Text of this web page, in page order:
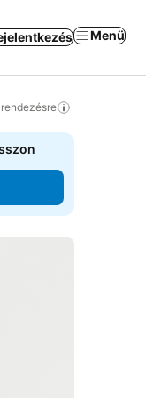
Menü